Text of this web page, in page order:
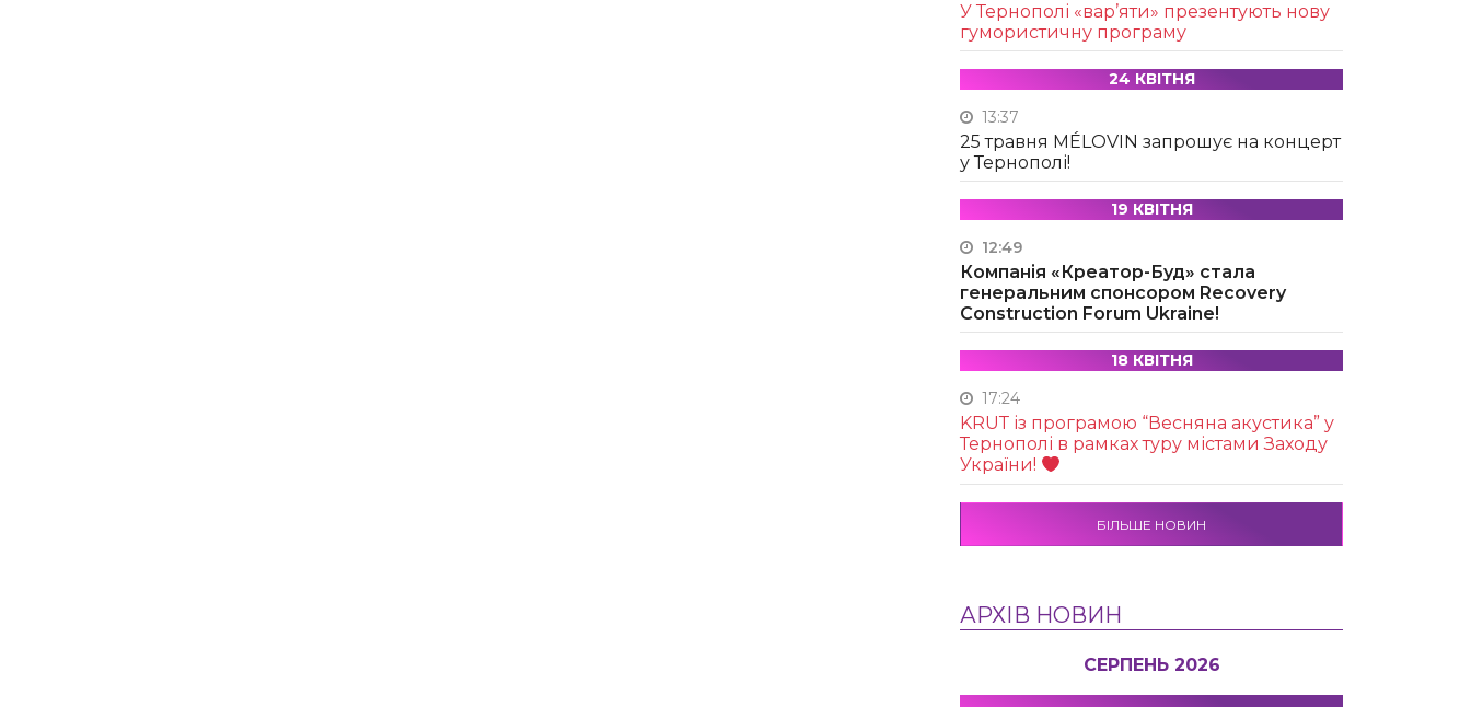
У Тернополі «вар’яти» презентують нову
гумористичну програму
24 КВІТНЯ
13:37
25 травня MÉLOVIN запрошує на концерт
у Тернополі!
19 КВІТНЯ
12:49
Компанія «Креатор-Буд» стала
генеральним спонсором Recovery
Construction Forum Ukraine!
18 КВІТНЯ
17:24
KRUТ із програмою “Весняна акустика” у
Тернополі в рамках туру містами Заходу
України!
БІЛЬШЕ НОВИН
АРХІВ НОВИН
СЕРПЕНЬ 2026